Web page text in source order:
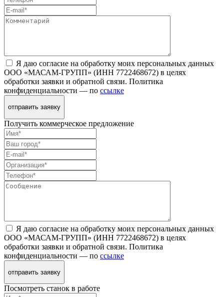
Я даю согласие на обработку моих персональных данных
ООО «МАСАМ-ГРУПП» (ИНН 7722468672) в целях
обработки заявки и обратной связи. Политика
конфиденциальности — по ссылке
отправить заявку
Получить коммерческое предложение
Я даю согласие на обработку моих персональных данных
ООО «МАСАМ-ГРУПП» (ИНН 7722468672) в целях
обработки заявки и обратной связи. Политика
конфиденциальности — по ссылке
отправить заявку
Посмотреть станок в работе